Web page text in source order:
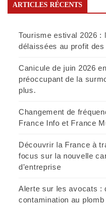
ARTICLES RÉCENTS
Tourisme estival 2026 :
délaissées au profit
Canicule de juin 2026
préoccupant de la
plus.
Changement de
France Info et France
Découvrir la France à
focus sur la nouvelle
d’entreprise
Alerte sur les avocats :
contamination au